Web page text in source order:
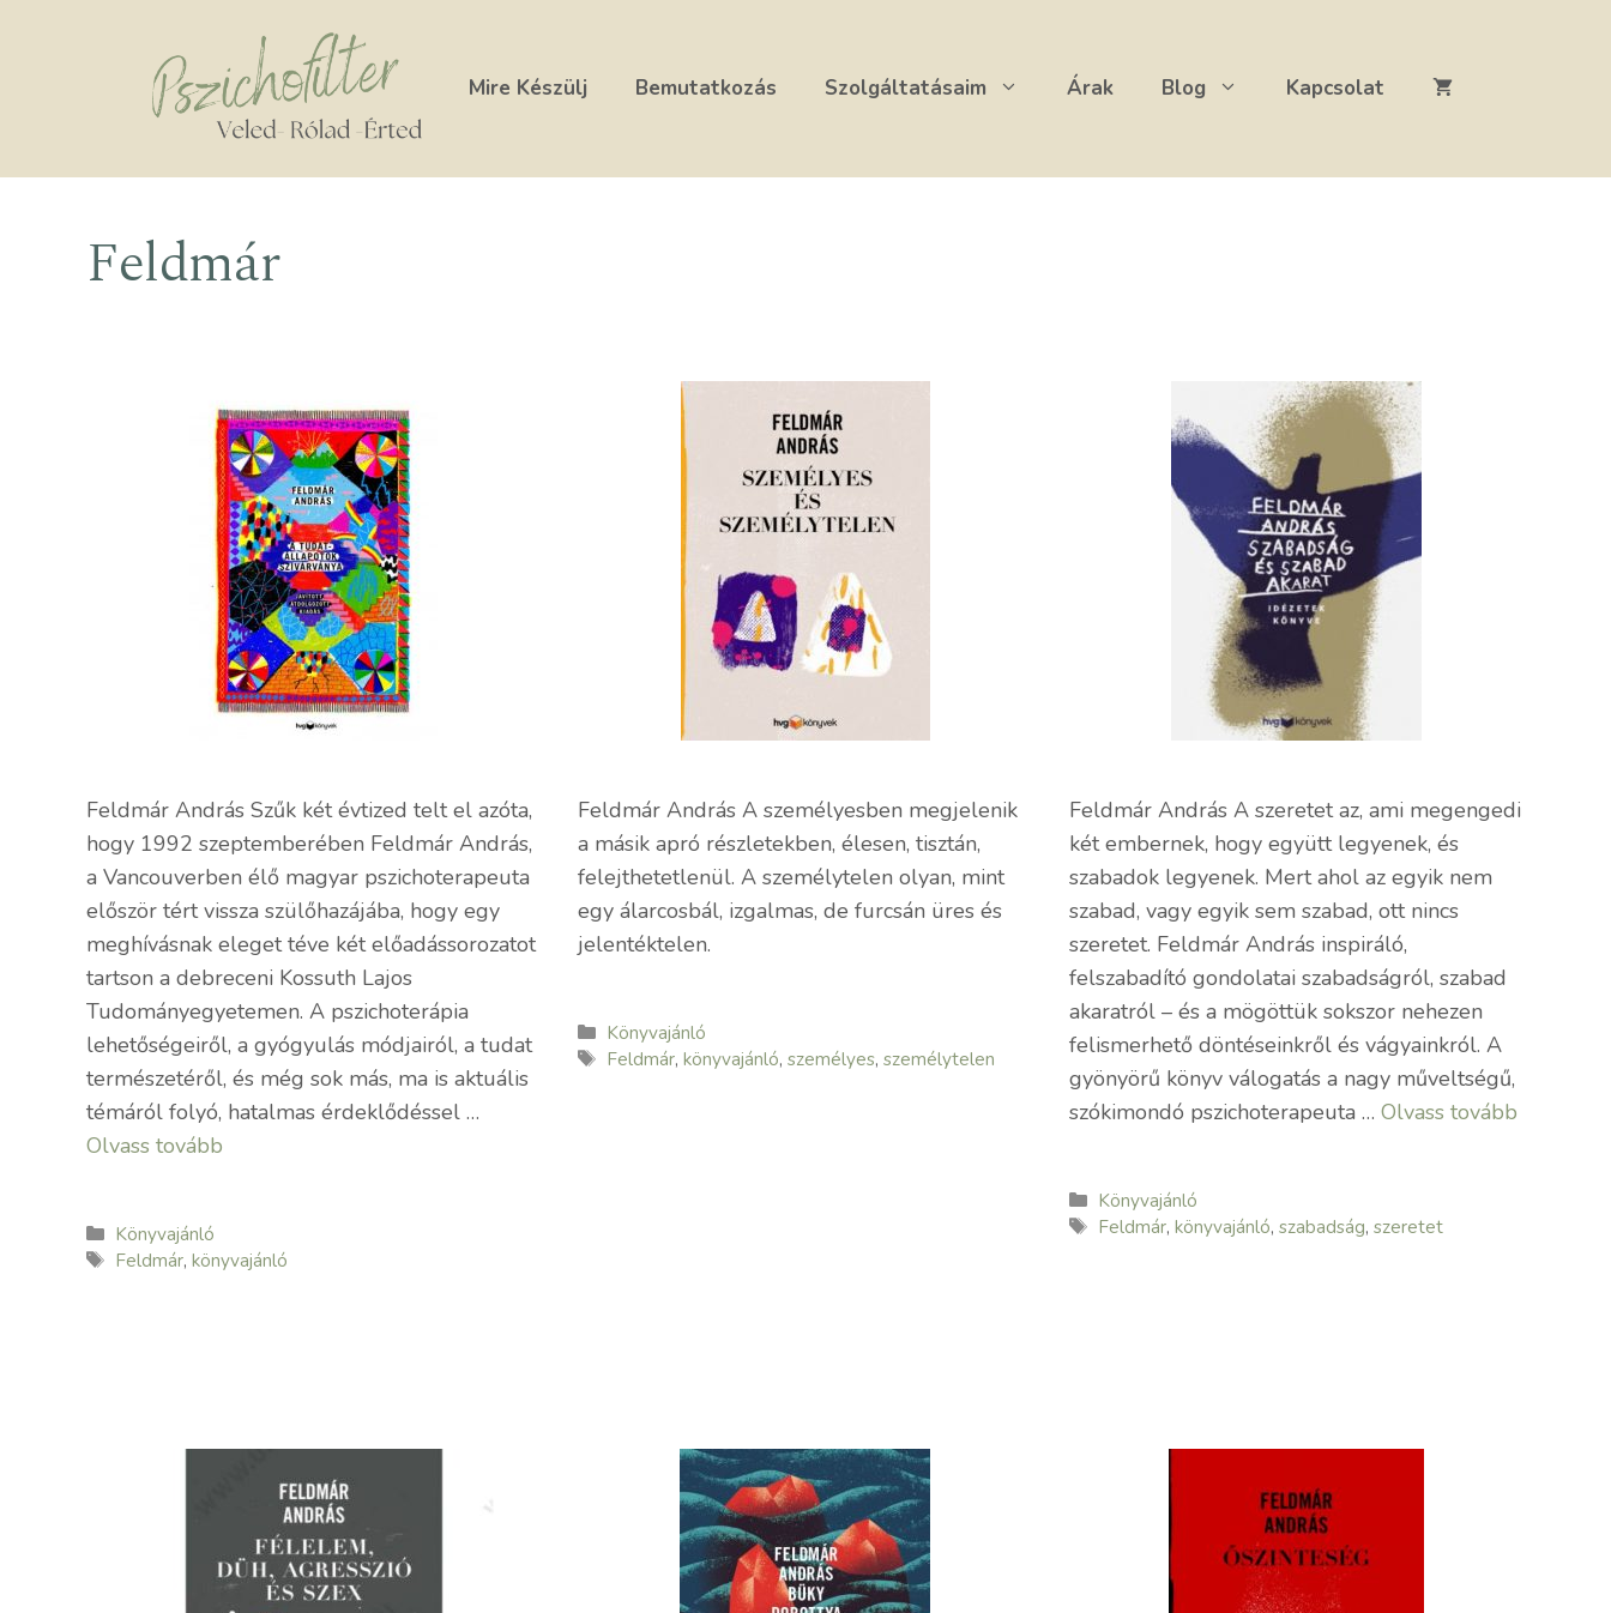
Mire Készülj Bemutatkozás Szolgáltatásaim Árak Blog Kapcsolat
Feldmár
Feldmár András Szűk két évtized telt el azóta,
hogy 1992 szeptemberében Feldmár András,
a Vancouverben élő magyar pszichoterapeuta
először tért vissza szülőhazájába, hogy egy
meghívásnak eleget téve két előadássorozatot
tartson a debreceni Kossuth Lajos
Tudományegyetemen. A pszichoterápia
lehetőségeiről, a gyógyulás módjairól, a tudat
természetéről, és még sok más, ma is aktuális
témáról folyó, hatalmas érdeklődéssel …
Olvass tovább
Kategória
Könyvajánló
Címkék
Feldmár,könyvajánló
Feldmár András A személyesben megjelenik
a másik apró részletekben, élesen, tisztán,
felejthetetlenül. A személytelen olyan, mint
egy álarcosbál, izgalmas, de furcsán üres és
jelentéktelen.
Kategória
Könyvajánló
Címkék
Feldmár,könyvajánló,személyes,személytelen
Feldmár András A szeretet az, ami megengedi
két embernek, hogy együtt legyenek, és
szabadok legyenek. Mert ahol az egyik nem
szabad, vagy egyik sem szabad, ott nincs
szeretet. Feldmár András inspiráló,
felszabadító gondolatai szabadságról, szabad
akaratról – és a mögöttük sokszor nehezen
felismerhető döntéseinkről és vágyainkról. A
gyönyörű könyv válogatás a nagy műveltségű,
szókimondó pszichoterapeuta … Olvass tovább
Kategória
Könyvajánló
Címkék
Feldmár,könyvajánló,szabadság,szeretet